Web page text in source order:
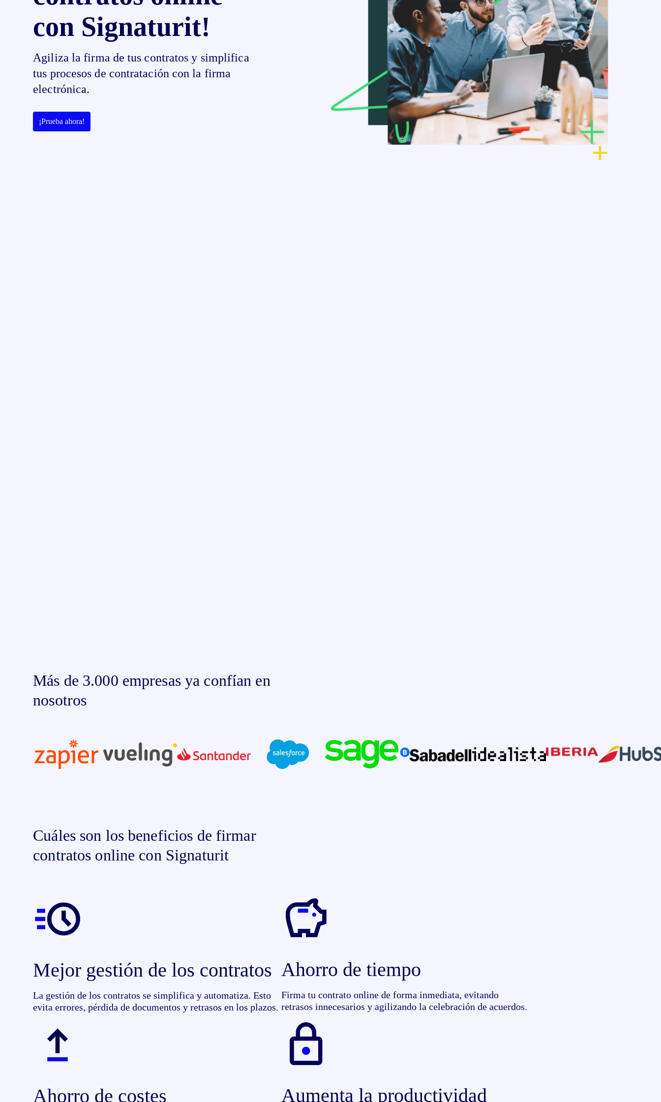
con Signaturit!
Agiliza la firma de tus contratos y simplifica
tus procesos de contratación con la firma
electrónica.
¡Prueba ahora!
Más de 3.000 empresas ya confían en
nosotros
Cuáles son los beneficios de firmar
contratos online con Signaturit
Mejor gestión de los contratos
La gestión de los contratos se simplifica y automatiza. Esto
evita errores, pérdida de documentos y retrasos en los plazos.
Ahorro de tiempo
Firma tu contrato online de forma inmediata, evitando
retrasos innecesarios y agilizando la celebración de acuerdos.
Ahorro de costes Aumenta la productividad